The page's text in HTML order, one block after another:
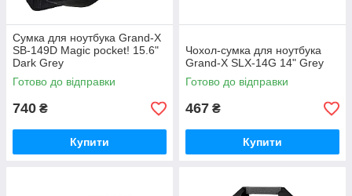
Сумка для ноутбука Grand-X
SB-149D Magic pocket! 15.6"
Dark Grey
Готово до відправки
740 ₴
Купити
Чохол-сумка для ноутбука
Grand-X SLX-14G 14" Grey
Готово до відправки
467 ₴
Купити